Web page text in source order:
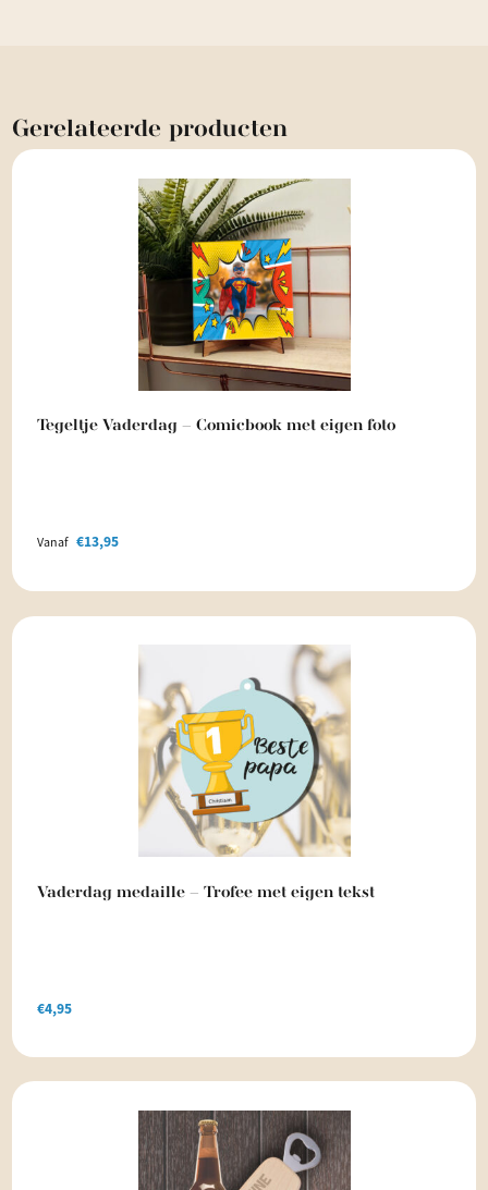
Gerelateerde producten
Tegeltje Vaderdag – Comicbook met eigen foto
Vanaf €13,95
Vaderdag medaille – Trofee met eigen tekst
€4,95